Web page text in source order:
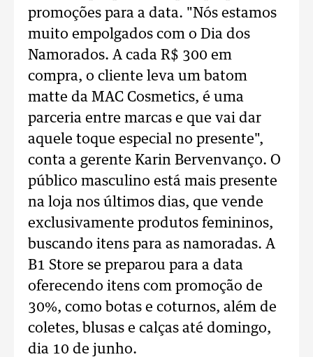
promoções para a data. "Nós estamos
muito empolgados com o Dia dos
Namorados. A cada R$ 300 em
compra, o cliente leva um batom
matte da MAC Cosmetics, é uma
parceria entre marcas e que vai dar
aquele toque especial no presente",
conta a gerente Karin Bervenvanço. O
público masculino está mais presente
na loja nos últimos dias, que vende
exclusivamente produtos femininos,
buscando itens para as namoradas. A
B1 Store se preparou para a data
oferecendo itens com promoção de
30%, como botas e coturnos, além de
coletes, blusas e calças até domingo,
dia 10 de junho.